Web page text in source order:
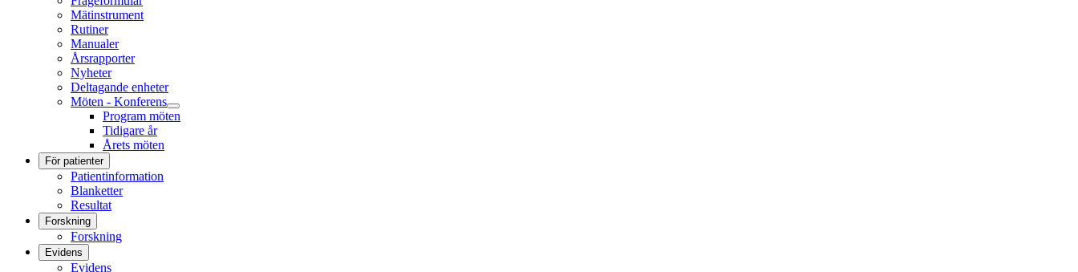
Mätinstrument
Rutiner
Manualer
Årsrapporter
Nyheter
Deltagande enheter
Möten - Konferens
Program möten
Tidigare år
Årets möten
För patienter
Patientinformation
Blanketter
Resultat
Forskning
Forskning
Evidens
Evidens